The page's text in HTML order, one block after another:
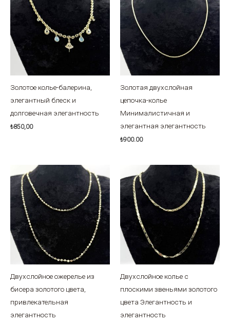
Золотое колье-балерина,
элегантный блеск и
долговечная элегантность
₺850,00
Золотая двухслойная
цепочка-колье
Минималистичная и
элегантная элегантность
₺900.00
Двухслойное ожерелье из
бисера золотого цвета,
привлекательная
элегантность
Двухслойное колье с
плоскими звеньями золотого
цвета Элегантность и
элегантность